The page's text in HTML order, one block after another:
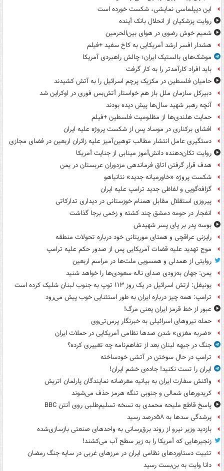
این دیپلماسی نمایشی، شکست خورده است
روایت پزشکیان از انحلال بانک آینده
شمیم خوش رضوی در هوای بین‌الحرمین
هشدار افسر ارشد آمریکایی به کاخ سفید +فیلم
موشک‌های بالستیک ایران؛ چالش راهبردی آمریکا
باید افراد کارآمدتر را به کار گرفت
حامیان فلسطین در مکزیک پرچم اسرائیل را به آتش کشیدند
دبیرکل سازمان ملل باز هم خواستار آتش‌بس فوری در اوکراین شد
آنچه رهبر شهید سال‌ها پیش دیده بودند
حمایت هلندی‌ها از مظلومیت فلسطین +فیلم
افشای برکناری در موساد پس از شکست پروژه علیه ایران
دستگیری عامل انتشار مطالب توهین‌آمیز علیه زائران اربعین در فضای مجازی
روایت تکان‌دهنده دانش‌آموز مینابی از جنایت آمریکا
هدف قرار گرفتن اتاق‌ فرماندهی مزدوران عربستان در یمن
شکست پروژه «خاورمیانه جدید» نتانیاهو
گزافه‌گویی و لفاظی جدید ترامپ علیه ایران
پیروزی استقلال مقابل همنام خوزستانی در دیداری تدارکاتی
انفجار در حومه دمشق چند کشته و زخمی برجا گذاشت
بوسه‌ پدر بر پای پسر شهیدش
رایزنی عراقچی و همتای موریتانی خود درباره تحولات منطقه
موج تهدید علیه قضات آمریکایی پس از صدور حکم علیه ترامپ
روایتی از همدلی و همسویی ملت‌ها در مراسم اربعین
یمن: جهان به‌زودی صدای ناله سعودی‌ها را خواهد شنید
یونیفل: ارتش اسرائیل در یک روز ۱۱۳ توپ به جنوب لبنان شلیک کرده است
ترامپ: همه چیز درباره ایران به طور استثنایی خوب پیش می‌رود
عبور از خط قرمز ایران یعنی مرگ!
حمله نیروهای اسرائیلی به خبرنگار پرس‌تی‌وی
«ضربه مغزی» شدن صدها نظامی آمریکایی در حملات ایران
جنگ در جبهه لبنان بعد از تفاهم‌نامه چه تغییری کرده؟
ترامپ در حال سوختن در آتشی خودساخته
ایران را تست نکنید! جاده‌ی خشم ایران!
واکنش سفارت ایران به بیانیه مغرضانه نمایندگان پارلمان اتریش
کریدورهای شمالی و جنوبی تنگه هرمز حذف می‌شوند
پاسخ قاطع ملیحه محمدی به نسخه تسلیم‌طلبی روی آنتن BBC
پرشدگی سدها به ۵۸درصد رسید
بازدید وزیر نیرو از روند برق‌رسانی به واحدهای صنعتی بازسازی‌شده
زنجیرهایی که آمریکا را به زیر سطح آب می‌کشند!
تثبیت دستاوردهای نظامی ایران در مرزهای غربی در سایه جنگ رمضان
دانا وایت به بن‌بست رسید